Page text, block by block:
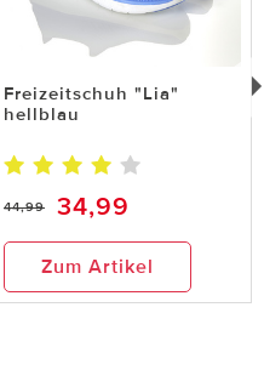
Freizeitschuh "Lia"
hellblau
44,99 34,99
Zum Artikel